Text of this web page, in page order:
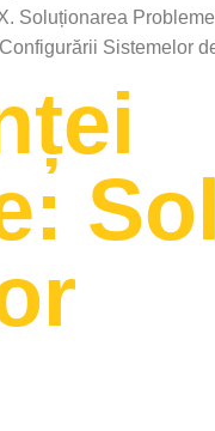
Soluționarea
Sistemelor